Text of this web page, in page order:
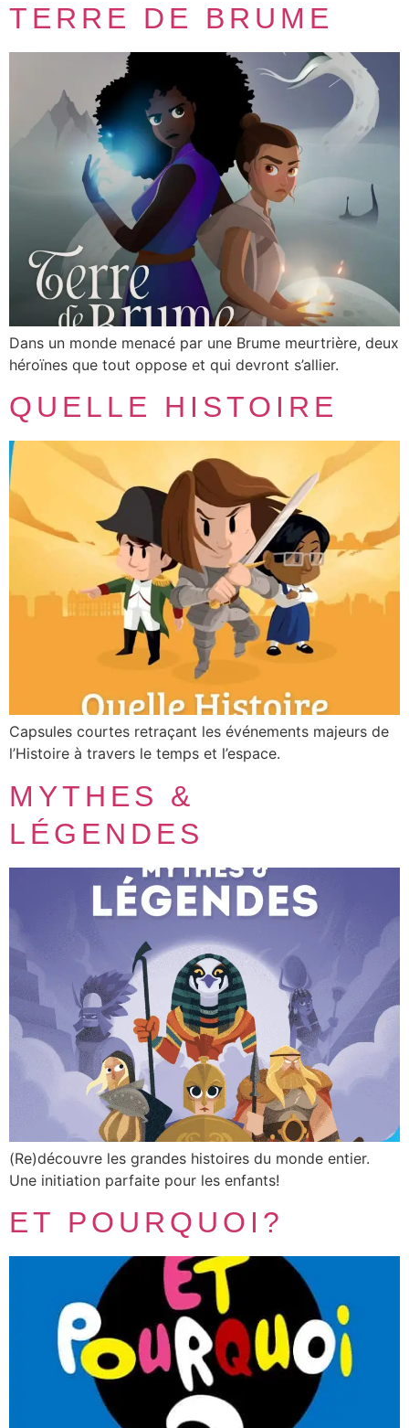
TERRE DE BRUME
Dans un monde menacé par une Brume meurtrière, deux
héroïnes que tout oppose et qui devront s’allier.
QUELLE HISTOIRE
Capsules courtes retraçant les événements majeurs de
l’Histoire à travers le temps et l’espace.
MYTHES &
LÉGENDES
(Re)découvre les grandes histoires du monde entier.
Une initiation parfaite pour les enfants!
ET POURQUOI?